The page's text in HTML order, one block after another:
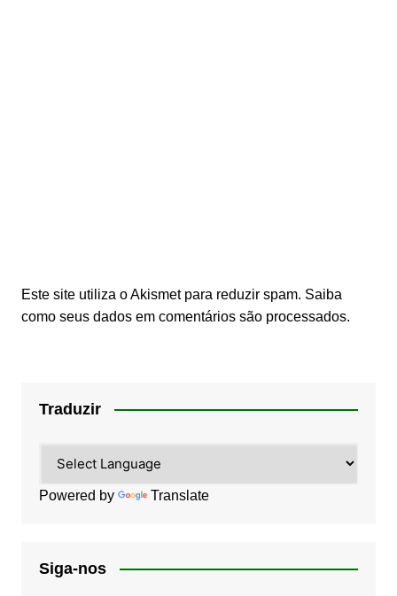
Este site utiliza o Akismet para reduzir spam. Saiba
como seus dados em comentários são processados.
Traduzir
Powered by Translate
Siga-nos